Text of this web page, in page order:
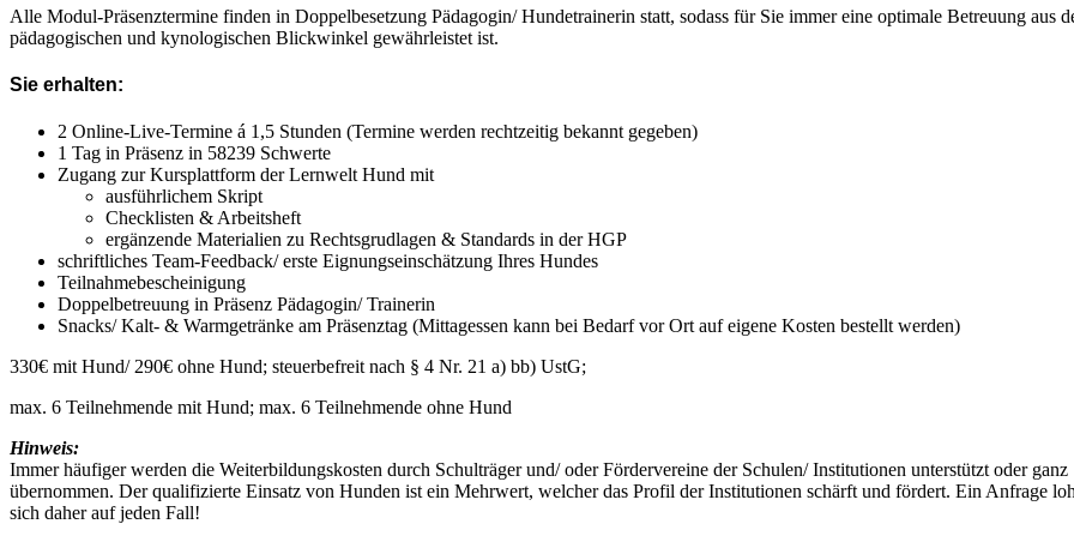
Alle Modul-Präsenztermine finden in Doppelbesetzung Pädagogin/ Hundetrainerin statt, sodass für Sie immer eine optimale Betreuung aus
pädagogischen und kynologischen Blickwinkel gewährleistet ist.
Sie erhalten:
2 Online-Live-Termine á 1,5 Stunden (Termine werden rechtzeitig bekannt gegeben)
1 Tag in Präsenz in 58239 Schwerte
Zugang zur Kursplattform der Lernwelt Hund mit
ausführlichem Skript
Checklisten & Arbeitsheft
ergänzende Materialien zu Rechtsgrudlagen & Standards in der HGP
schriftliches Team-Feedback/ erste Eignungseinschätzung Ihres Hundes
Teilnahmebescheinigung
Doppelbetreuung in Präsenz Pädagogin/ Trainerin
Snacks/ Kalt- & Warmgetränke am Präsenztag (Mittagessen kann bei Bedarf vor Ort auf eigene Kosten bestellt werden)
330€ mit Hund/ 290€ ohne Hund; steuerbefreit nach § 4 Nr. 21 a) bb) UstG;
max. 6 Teilnehmende mit Hund; max. 6 Teilnehmende ohne Hund
Hinweis:
Immer häufiger werden die Weiterbildungskosten durch Schulträger und/ oder Fördervereine der Schulen/ Institutionen unterstützt oder ganz
übernommen. Der qualifizierte Einsatz von Hunden ist ein Mehrwert, welcher das Profil der Institutionen schärft und fördert. Ein Anfrage
sich daher auf jeden Fall!